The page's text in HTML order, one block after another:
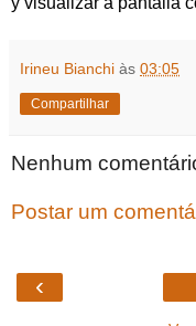
Irineu Bianchi às 03:05
Compartilhar
Nenhum
Postar um
‹